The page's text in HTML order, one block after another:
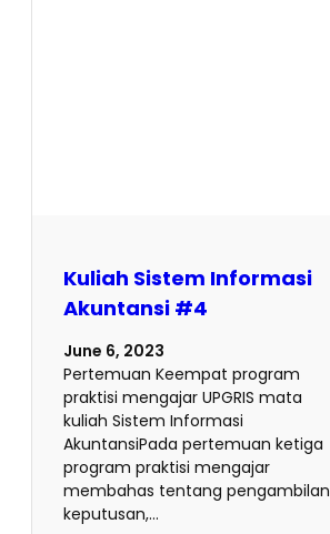
Kuliah Sistem Informasi
Akuntansi #4
June 6, 2023
Pertemuan Keempat program
praktisi mengajar UPGRIS mata
kuliah Sistem Informasi
AkuntansiPada pertemuan ketiga
program praktisi mengajar
membahas tentang pengambilan
keputusan,…